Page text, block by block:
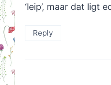
‘leip’, maar dat ligt
Reply